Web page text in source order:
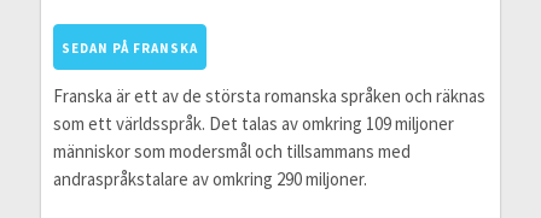
SEDAN PÅ FRANSKA
Franska är ett av de största romanska språken och räknas
som ett världsspråk. Det talas av omkring 109 miljoner
människor som modersmål och tillsammans med
andraspråkstalare av omkring 290 miljoner.